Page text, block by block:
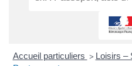
Accueil particuliers > Loisirs –